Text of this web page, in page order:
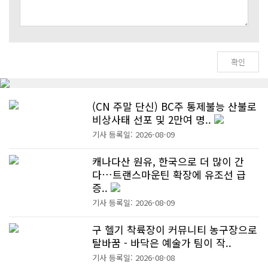
(CN 주말 단신) BC주 통제불능 산불로
비상사태 선포 및 2만여 명..
기사 등록일: 2026-08-09
캐나다산 원유, 한국으로 더 많이 간
다…트랜스마운틴 확장에 유조선 급
증..
기사 등록일: 2026-08-09
구 헬기 착륙장이 커뮤니티 농구장으로
탈바꿈 - 바닥은 예술가 팀이 작..
기사 등록일: 2026-08-08